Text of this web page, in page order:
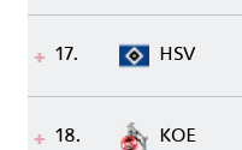
17. HSV
18. KOE